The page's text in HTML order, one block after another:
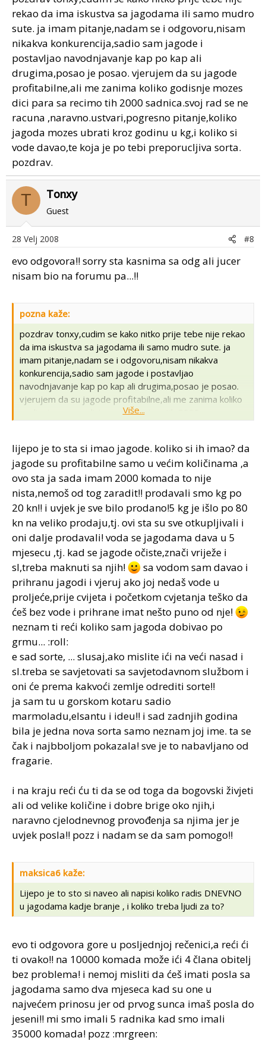
godinu,uz redovitu prihranu imaš jagode za 10 a ne za
5!! poslje treće godine imaš jagoda ali ne isplati se jer
su sitne i kržljave!!
eto to ti je sve od mene samo pitaj ako trebaš pomoć
jer imam jako puno iskustva sa njima i pomoci cu ti
drage volje !! pozz!!
rekao da ima iskustva sa jagodama ili samo mudro
sute. ja imam pitanje,nadam se i odgovoru,nisam
nikakva konkurencija,sadio sam jagode i
postavljao navodnjavanje kap po kap ali
drugima,posao je posao. vjerujem da su jagode
profitabilne,ali me zanima koliko godisnje mozes
dici para sa recimo tih 2000 sadnica.svoj rad se ne
racuna ,naravno.ustvari,pogresno pitanje,koliko
jagoda mozes ubrati kroz godinu u kg,i koliko si
vode davao,te koja je po tebi preporucljiva sorta.
pozdrav.
T Tonxy
Guest
28 Velj 2008 #8
evo odgovora!! sorry sta kasnima sa odg ali jucer
nisam bio na forumu pa...!!
pozna kaže:
pozdrav tonxy,cudim se kako nitko prije tebe nije rekao
da ima iskustva sa jagodama ili samo mudro sute. ja
imam pitanje,nadam se i odgovoru,nisam nikakva
konkurencija,sadio sam jagode i postavljao
navodnjavanje kap po kap ali drugima,posao je posao.
vjerujem da su jagode profitabilne,ali me zanima koliko
godisnje mozes dici para sa recimo tih 2000
ubrati kroz godinu u kg,i koliko si vode davao,te koja je
po tebi preporucljiva sorta. pozdrav.
Više...
lijepo je to sta si imao jagode. koliko si ih imao? da
jagode su profitabilne samo u većim količinama ,a
ovo sta ja sada imam 2000 komada to nije
nista,nemoš od tog zaradit!! prodavali smo kg po
20 kn!! i uvjek je sve bilo prodano!5 kg je išlo po 80
kn na veliko prodaju,tj. ovi sta su sve otkupljivali i
oni dalje prodavali! voda se jagodama dava u 5
mjesecu ,tj. kad se jagode očiste,znači vriježe i
sl,treba maknuti sa njih!
sa vodom sam davao i
prihranu jagodi i vjeruj ako joj nedaš vode u
proljeće,prije cvijeta i početkom cvjetanja teško da
ćeš bez vode i prihrane imat nešto puno od nje!
neznam ti reći koliko sam jagoda dobivao po
grmu... :roll:
e sad sorte, ... slusaj,ako mislite ići na veći nasad i
sl.treba se savjetovati sa savjetodavnom službom i
oni će prema kakvoći zemlje odrediti sorte!!
ja sam tu u gorskom kotaru sadio
marmoladu,elsantu i ideu!! i sad zadnjih godina
bila je jedna nova sorta samo neznam joj ime. ta se
čak i najbboljom pokazala! sve je to nabavljano od
fragarie.
i na kraju reći ću ti da se od toga da bogovski živjeti
ali od velike količine i dobre brige oko njih,i
naravno cjelodnevnog provođenja sa njima jer je
uvjek posla!! pozz i nadam se da sam pomogo!!
maksica6 kaže:
Lijepo je to sto si naveo ali napisi koliko radis DNEVNO
u jagodama kadje branje , i koliko treba ljudi za to?
evo ti odgovora gore u posljednjoj rečenici,a reći ći
ti ovako!! na 10000 komada može ići 4 člana obitelj
bez problema! i nemoj misliti da ćeš imati posla sa
jagodama samo dva mjeseca kad su one u
najvećem prinosu jer od prvog sunca imaš posla do
jeseni!! mi smo imali 5 radnika kad smo imali
35000 komada! pozz :mrgreen: